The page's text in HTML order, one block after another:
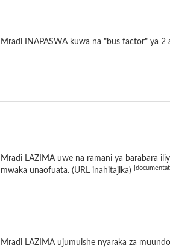
Mradi INAPASWA kuwa na "bus factor" ya 2
Mradi LAZIMA uwe na ramani ya barabara
mwaka unaofuata. (URL inahitajika)
Mradi LAZIMA ujumuishe nyaraka za